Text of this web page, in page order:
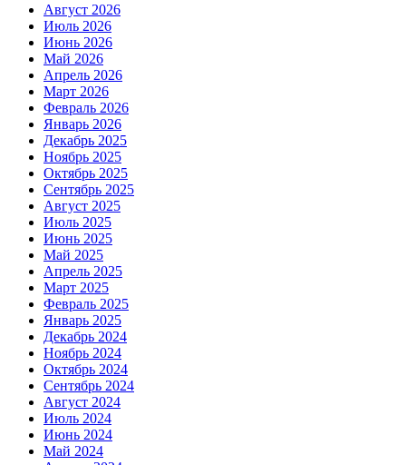
Август 2026
Июль 2026
Июнь 2026
Май 2026
Апрель 2026
Март 2026
Февраль 2026
Январь 2026
Декабрь 2025
Ноябрь 2025
Октябрь 2025
Сентябрь 2025
Август 2025
Июль 2025
Июнь 2025
Май 2025
Апрель 2025
Март 2025
Февраль 2025
Январь 2025
Декабрь 2024
Ноябрь 2024
Октябрь 2024
Сентябрь 2024
Август 2024
Июль 2024
Июнь 2024
Май 2024